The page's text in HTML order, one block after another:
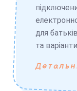
для
та